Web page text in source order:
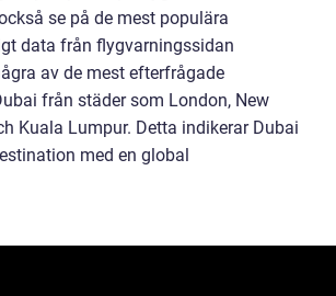
se på de mest populära
data från flygvarningssidan
av de mest efterfrågade
från städer som London, New
Kuala Lumpur. Detta indikerar Dubai
med en global